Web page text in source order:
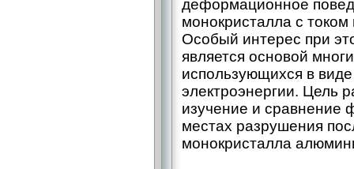
деформационное
монокристалла с током
Особый интерес при
является основой
использующихся в
электроэнергии. Цель
изучение и сравнение
местах разрушения
монокристалла